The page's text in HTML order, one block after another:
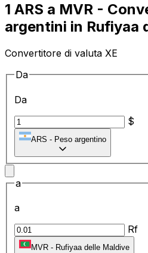
1 ARS a MVR -
argentini in Rufiyaa
Convertitore di valuta XE
Da
Da
$
ARS - Peso argentino
a
a
Rf
MVR - Rufiyaa delle Maldive